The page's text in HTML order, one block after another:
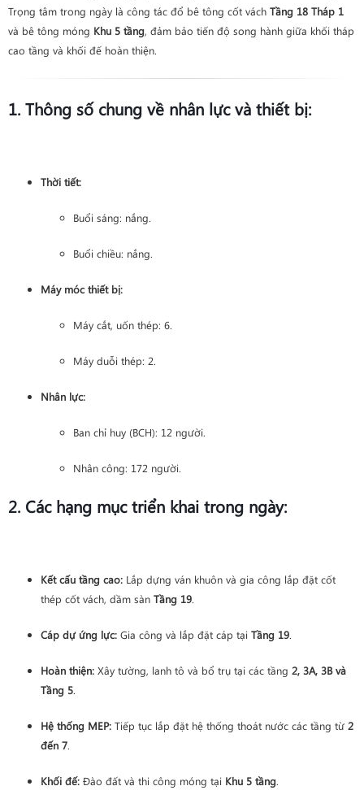
Trọng tâm trong ngày là công tác đổ bê tông cốt vách Tầng 18 Tháp 1
và bê tông móng Khu 5 tầng, đảm bảo tiến độ song hành giữa khối tháp
cao tầng và khối đế hoàn thiện.
1. Thông số chung về nhân lực và thiết bị:
Thời tiết:
Buổi sáng: nắng.
Buổi chiều: nắng.
Máy móc thiết bị:
Máy cắt, uốn thép: 6.
Máy duỗi thép: 2.
Nhân lực:
Ban chỉ huy (BCH): 12 người.
Nhân công: 172 người.
2. Các hạng mục triển khai trong ngày:
Kết cấu tầng cao: Lắp dựng ván khuôn và gia công lắp đặt cốt
thép cốt vách, dầm sàn Tầng 19.
Cáp dự ứng lực: Gia công và lắp đặt cáp tại Tầng 19.
Hoàn thiện: Xây tường, lanh tô và bổ trụ tại các tầng 2, 3A, 3B và
Tầng 5.
Hệ thống MEP: Tiếp tục lắp đặt hệ thống thoát nước các tầng từ 2
đến 7.
Khối đế: Đào đất và thi công móng tại Khu 5 tầng.